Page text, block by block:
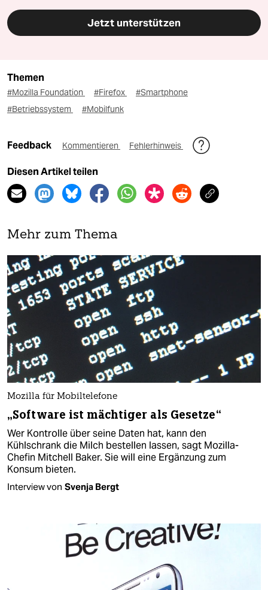
Jetzt unterstützen
Themen
#Mozilla Foundation #Firefox
#Smartphone
#Betriebssystem
#Mobilfunk
Feedback Kommentieren Fehlerhinweis
Diesen Artikel teilen
Mehr zum Thema
Mozilla für Mobiltelefone
„Software ist mächtiger als Gesetze“
Wer Kontrolle über seine Daten hat, kann den
Kühlschrank die Milch bestellen lassen, sagt Mozilla-
Chefin Mitchell Baker. Sie will eine Ergänzung zum
Konsum bieten.
Interview von Svenja Bergt